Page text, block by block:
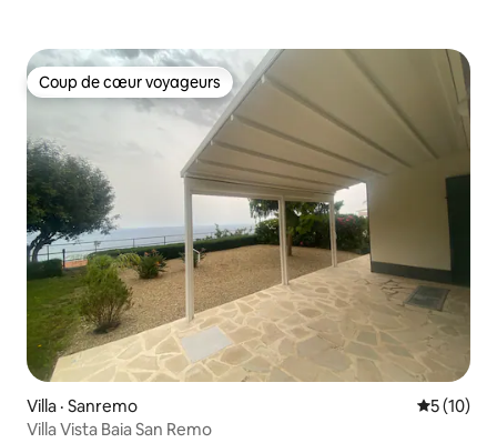
Coup de cœur voyageurs
Coup de cœur voyageurs
Villa · Sanremo Note
5 (10)
Villa Vista Baia San Remo